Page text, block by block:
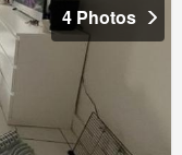
4 Photos